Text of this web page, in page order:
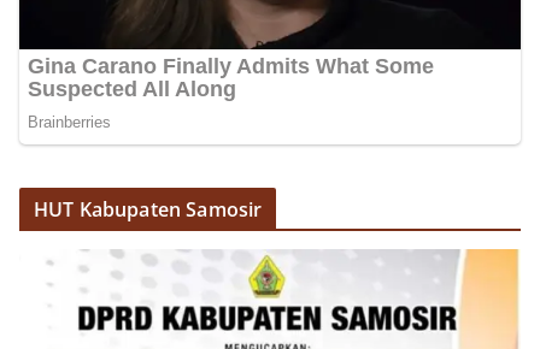
HUT Kabupaten Samosir